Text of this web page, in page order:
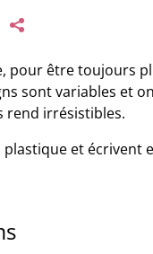
pour être toujours
sont variables et
rend irrésistibles.
plastique et écrivent